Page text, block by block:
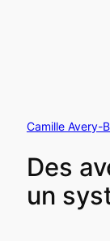
Camille Avery-
Des
un